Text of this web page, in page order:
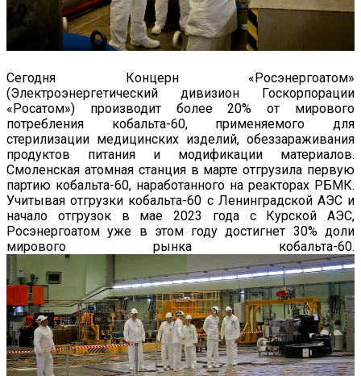
Сегодня Концерн «Росэнергоатом»
(Электроэнергетический дивизион Госкорпорации
«Росатом») производит более 20% от мирового
потребления кобальта-60, применяемого для
стерилизации медицинских изделий, обеззараживания
продуктов питания и модификации материалов.
Смоленская атомная станция в марте отгрузила первую
партию кобальта-60, наработанного на реакторах РБМК.
Учитывая отгрузки кобальта-60 с Ленинградской АЭС и
начало отгрузок в мае 2023 года с Курской АЭС,
Росэнергоатом уже в этом году достигнет 30% доли
мирового рынка кобальта-60.